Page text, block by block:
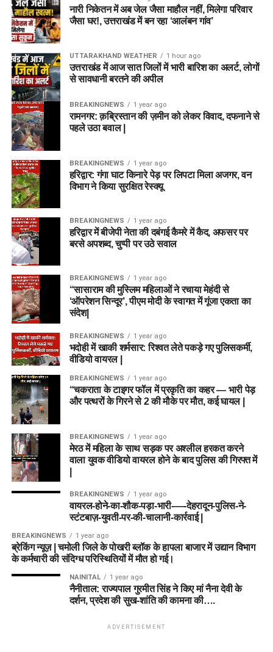
नारी निकेतन में अब जेल जैसा माहौल नहीं, मिलेगा परिवार
जैसा घर!, उत्तराखंड में बन रहा ‘आलंबन गांव’
UTTARAKHAND WEATHER 1 hour ago
उत्तराखंड में आज सात जिलों में भारी बारिश का अलर्ट, लोगों
से सावधानी बरतने की अपील
BREAKINGNEWS 1 year ago
रामनगर: क़ब्रिस्तान की ज़मीन को लेकर विवाद, दफनाने से
पहले उठा बवाल |
BREAKINGNEWS 1 year ago
हरिद्वार: गंगा घाट किनारे पेड़ पर लिपटा मिला अजगर, वन
विभाग ने किया सुरक्षित रेस्क्यू
BREAKINGNEWS 1 year ago
हरिद्वार में बीजेपी नेता की दबंगई कैमरे में कैद, अफसर पर
बरसे अपशब्द, चुप्पी पर उठे सवाल
BREAKINGNEWS 1 year ago
“सासाराम की मुस्लिम महिलाओं ने रचाया मेहंदी से
‘ऑपरेशन सिन्दूर’, पीएम मोदी के स्वागत में गूंजा एकता का
संदेश|
BREAKINGNEWS 1 year ago
भदोही में खाकी शर्मसार: रिश्वत लेते पकड़े गए पुलिसकर्मी,
वीडियो वायरल |
BREAKINGNEWS 1 year ago
“चकराता के टाइगर फॉल में प्रकृति का कहर — भारी पेड़
और पत्थरों के गिरने से 2 की मौके पर मौत, कई घायल |
BREAKINGNEWS 1 year ago
मेरठ में महिला के साथ सड़क पर अश्लील हरकत करने
वाला युवक वीडियो वायरल होने के बाद पुलिस की गिरफ्त में
BREAKINGNEWS 1 year ago
वायरल-होने-का-शौक-पड़ा-भारी-—-देहरादून-पुलिस-ने-
स्टंटबाज़-युवती-पर-की-चालानी-कार्रवाई |
BREAKINGNEWS 1 year ago
ब्रेकिंग न्यूज़ | चमोली जिले के पोखरी ब्लॉक के हापला बाजार में उद्यान विभाग
के कर्मचारी की संदिग्ध परिस्थितियों में मौत हो गई।
NAINITAL 1 year ago
नैनीताल: राज्यपाल गुरमीत सिंह ने किए मां नैना देवी के
दर्शन, प्रदेश की सुख-शांति की कामना की….
ADVERTISEMENT